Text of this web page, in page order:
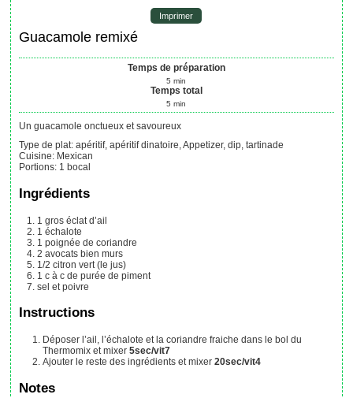
Imprimer
Guacamole remixé
Temps de préparation
5 min
Temps total
5 min
Un guacamole onctueux et savoureux
Type de plat: apéritif, apéritif dinatoire, Appetizer, dip, tartinade
Cuisine: Mexican
Portions: 1 bocal
Ingrédients
1 gros éclat d’ail
1échalote
1 poignée de coriandre
2 avocats bien murs
1/2 citron vert (le jus)
1 c à c de purée de piment
sel et poivre
Instructions
Déposer l’ail, l’échalote et la coriandre fraiche dans le bol du
Thermomix et mixer 5sec/vit7
Ajouter le reste des ingrédients et mixer20sec/vit4
Notes